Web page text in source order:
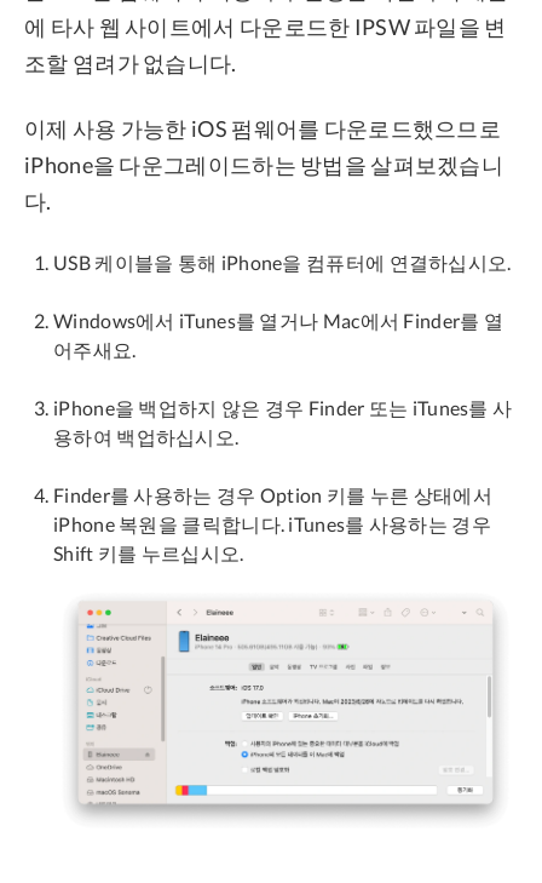
에 타사 웹 사이트에서 다운로드한 IPSW 파일을 변
조할 염려가 없습니다.
이제 사용 가능한 iOS 펌웨어를 다운로드했으므로
iPhone을 다운그레이드하는 방법을 살펴보겠습니
다.
USB 케이블을 통해 iPhone을 컴퓨터에 연결하십시오.
Windows에서 iTunes를 열거나 Mac에서 Finder를 열
어주새요.
iPhone을 백업하지 않은 경우 Finder 또는 iTunes를 사
용하여 백업하십시오.
Finder를 사용하는 경우 Option 키를 누른 상태에서
iPhone 복원을 클릭합니다. iTunes를 사용하는 경우
Shift 키를 누르십시오.